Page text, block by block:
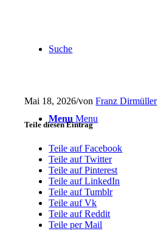
Suche
Menu Menu
Mai 18, 2026/vonFranz Dirmüller
Teile diesen Eintrag
Teile auf Facebook
Teile auf Twitter
Teile auf Pinterest
Teile auf LinkedIn
Teile auf Tumblr
Teile auf Vk
Teile auf Reddit
Teile per Mail